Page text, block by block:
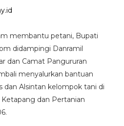
membantu petani, Bupati
didampingi Danramil
dan Camat Pangururan
menyalurkan bantuan
dan Alsintan kelompok tani di
dan Pertanian